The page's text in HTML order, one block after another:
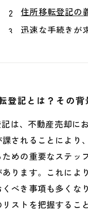
住所移転登記の
迅速な手続きが
不動産オーナ
売却を考えるあ
登記とは？その背
は、不動産売却
されることによ
めの重要なステ
ります。これに
べき事項も多く
ストを把握する